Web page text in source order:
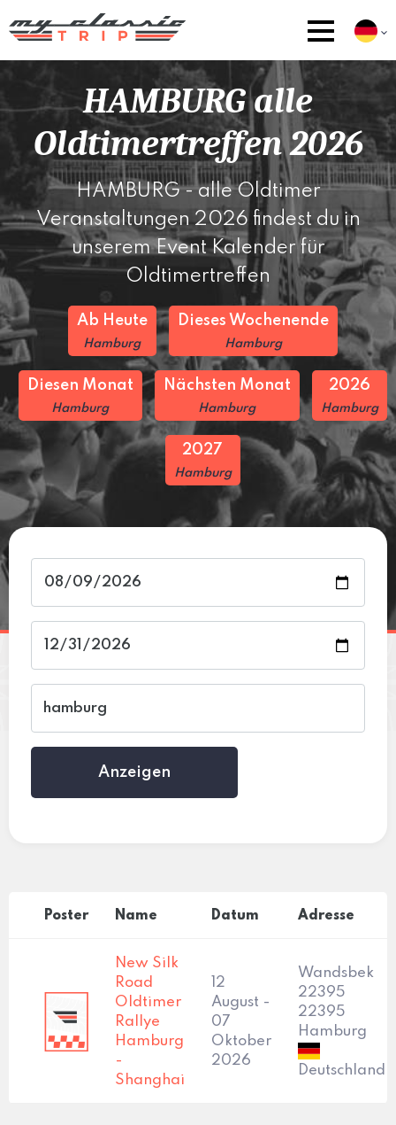
HAMBURG alle
Oldtimertreffen 2026
HAMBURG - alle Oldtimer
Veranstaltungen 2026 findest du in
unserem Event Kalender für
Oldtimertreffen
Ab Heute
Hamburg
Dieses Wochenende
Hamburg
Diesen Monat
Hamburg
Nächsten Monat
Hamburg
2026
Hamburg
2027
Hamburg
Anzeigen
Poster Name Datum Adresse
New Silk
Road
Oldtimer
Rallye
Hamburg
-
Shanghai
12
August -
07
Oktober
2026
Wandsbek
22395
22395
Hamburg
Deutschland